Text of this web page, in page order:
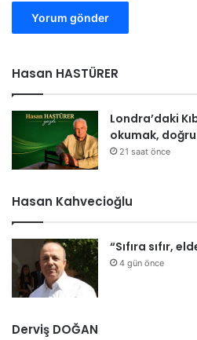
Hasan HASTÜRER
Londra’daki
okumak,
21 saat önce
Hasan Kahvecioğlu
“Sıfıra sıfır,
4 gün önce
Derviş DOĞAN